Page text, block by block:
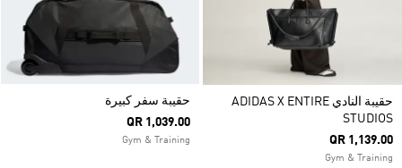
حقيبة النادي ADIDAS X ENTIRE
STUDIOS
QR 1,139.00
Gym & Training
حقيبة سفر كبيرة
QR 1,039.00
Gym & Training